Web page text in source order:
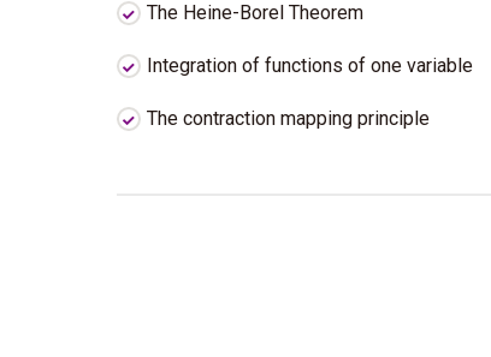
The Heine-Borel Theorem
Integration of functions of one variable
The contraction mapping principle